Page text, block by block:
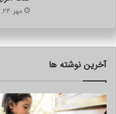
مهر 24, 1404
آخرین نوشته ها